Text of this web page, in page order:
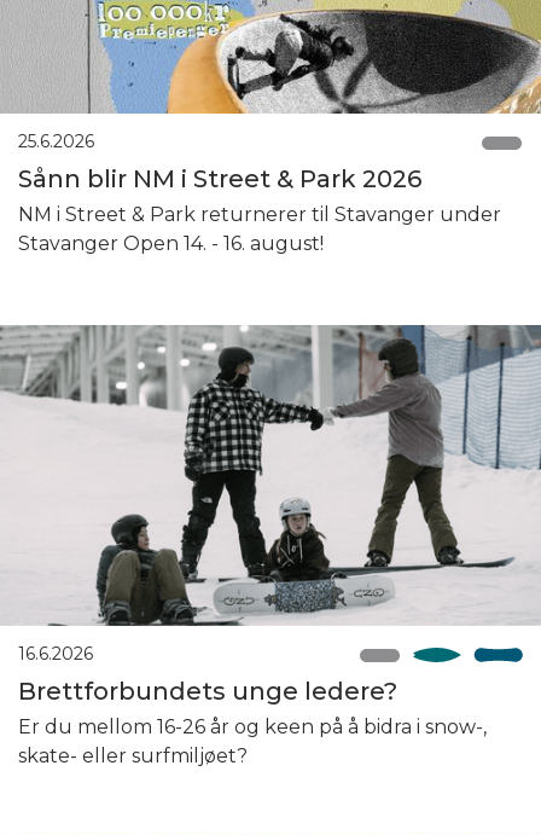
25.6.2026
Sånn blir NM i Street & Park 2026
NM i Street & Park returnerer til Stavanger under
Stavanger Open 14. - 16. august!
16.6.2026
Brettforbundets unge ledere?
Er du mellom 16-26 år og keen på å bidra i snow-,
skate- eller surfmiljøet?